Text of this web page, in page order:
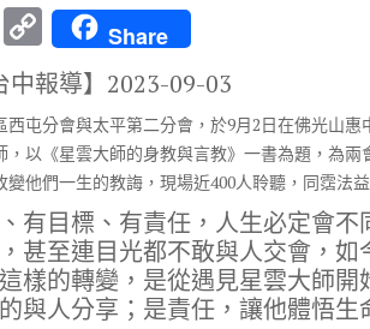
C
o
p
y
Li
n
k
Share
報導】 2023-09-03
屯分會與太平第二分會，於9月2日在佛光山
以《星雲大師的身教與言教》一書為題，為
他們一生的教誨，現場近400人聆聽，同霑法益
、有目標、有責任，人生必定會
甚至連目光都不敢與人交會，
樣的轉變，是從遇見星雲大師
與人分享；是責任，讓他體悟生